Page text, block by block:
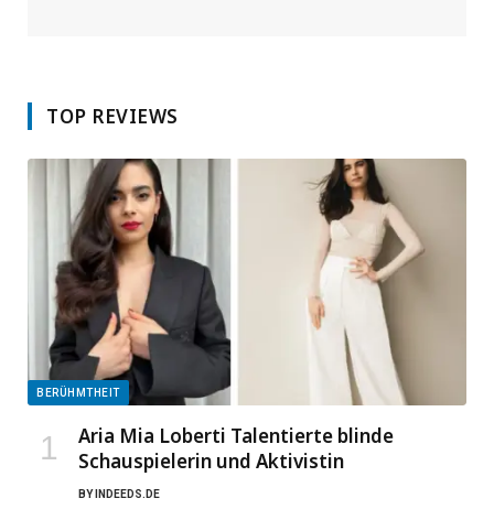
TOP REVIEWS
BERÜHMTHEIT
Aria Mia Loberti Talentierte blinde
Schauspielerin und Aktivistin
BY INDEEDS.DE